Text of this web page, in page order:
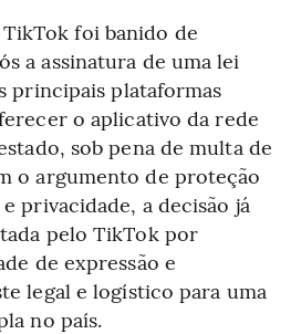
foi banido de
a assinatura de uma lei
principais plataformas
o aplicativo da rede
sob pena de multa de
o argumento de proteção
privacidade, a decisão já
pelo TikTok por
de expressão e
legal e logístico para uma
no país.